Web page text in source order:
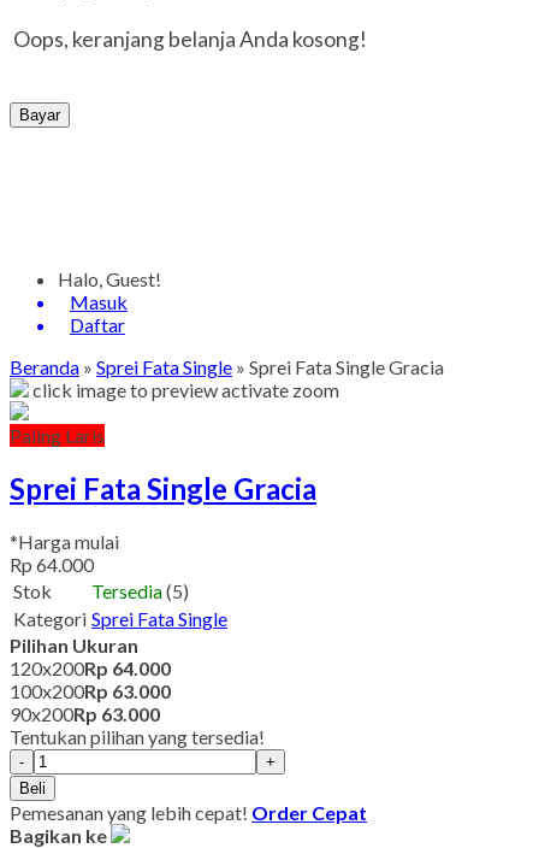
Oops, keranjang belanja Anda kosong!
Bayar
Halo, Guest!
Masuk
Daftar
Beranda » Sprei Fata Single » Sprei Fata Single Gracia
click image to previewactivate zoom
Paling Laris
Sprei Fata Single Gracia
*Harga mulai
Rp 64.000
Stok
Tersedia(5)
Kategori Sprei Fata Single
Pilihan Ukuran
120x200Rp 64.000
100x200Rp 63.000
90x200Rp 63.000
Tentukan pilihan yang tersedia!
-
+
Beli
Pemesanan yang lebih cepat! Order Cepat
Bagikan ke